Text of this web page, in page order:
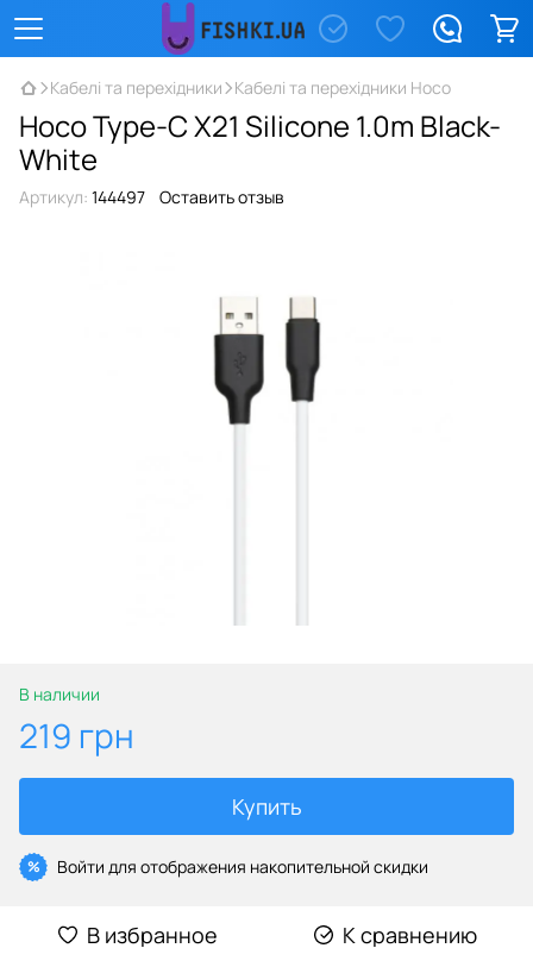
Кабелі та перехідники Кабелі та перехідники Hoco
Hoco Type-C X21 Silicone 1.0m Black-
White
Артикул: 144497 Оставить отзыв
В наличии
219 грн
Купить
% Войти для отображения накопительной скидки
В избранное К сравнению